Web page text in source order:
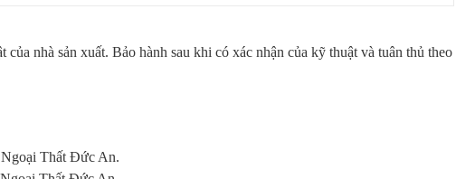
nhà sản xuất. Bảo hành sau khi có xác nhận của kỹ thuật và tuân thủ
Thất Đức An.